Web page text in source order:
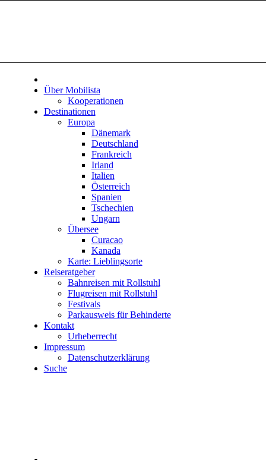
Über Mobilista
Kooperationen
Destinationen
Europa
Dänemark
Deutschland
Frankreich
Irland
Italien
Österreich
Spanien
Tschechien
Ungarn
Übersee
Curacao
Kanada
Karte: Lieblingsorte
Reiseratgeber
Bahnreisen mit Rollstuhl
Flugreisen mit Rollstuhl
Festivals
Parkausweis für Behinderte
Kontakt
Urheberrecht
Impressum
Datenschutzerklärung
Suche